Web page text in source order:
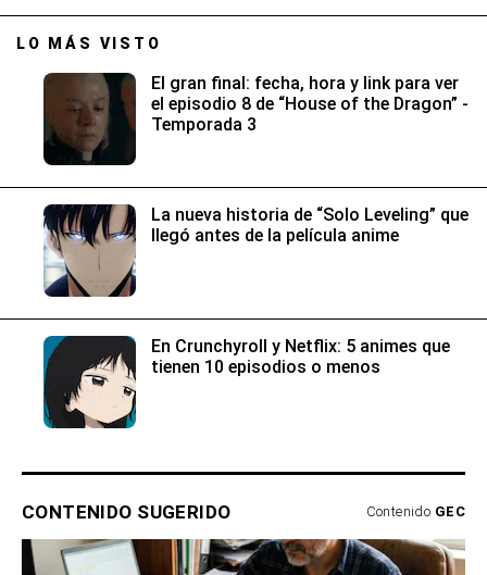
LO MÁS VISTO
El gran final: fecha, hora y link para ver
el episodio 8 de “House of the Dragon” -
Temporada 3
La nueva historia de “Solo Leveling” que
llegó antes de la película anime
En Crunchyroll y Netflix: 5 animes que
tienen 10 episodios o menos
CONTENIDO SUGERIDO Contenido GEC